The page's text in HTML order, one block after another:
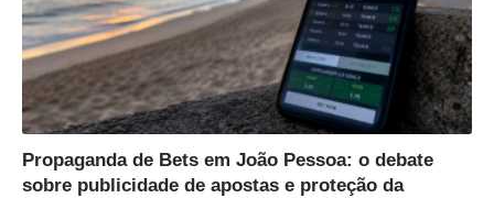
Propaganda de Bets em João Pessoa: o debate
sobre publicidade de apostas e proteção da